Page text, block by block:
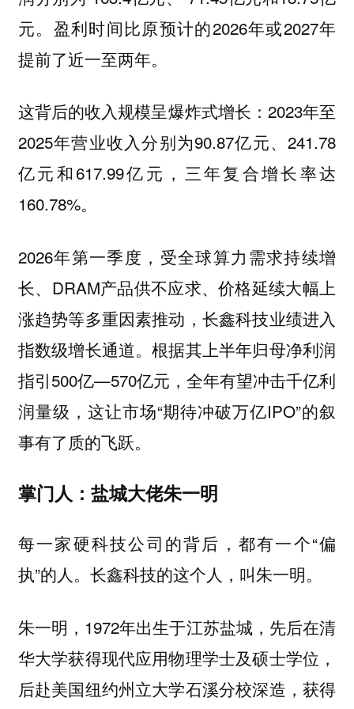
元。盈利时间比原预计的2026年或2027年
提前了近一至两年。
这背后的收入规模呈爆炸式增长：2023年至
2025年营业收入分别为90.87亿元、241.78
亿元和617.99亿元，三年复合增长率达
160.78%。
2026年第一季度，受全球算力需求持续增
长、DRAM产品供不应求、价格延续大幅上
涨趋势等多重因素推动，长鑫科技业绩进入
指数级增长通道。根据其上半年归母净利润
指引500亿—570亿元，全年有望冲击千亿利
润量级，这让市场“期待冲破万亿IPO”的叙
事有了质的飞跃。
掌门人：盐城大佬朱一明
每一家硬科技公司的背后，都有一个“偏
执”的人。长鑫科技的这个人，叫朱一明。
朱一明，1972年出生于江苏盐城，先后在清
华大学获得现代应用物理学士及硕士学位，
后赴美国纽约州立大学石溪分校深造，获得